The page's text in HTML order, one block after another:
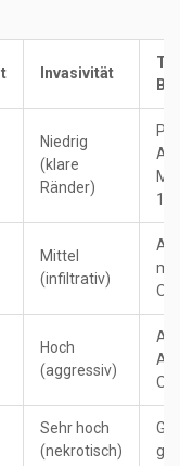
Invasivität
Niedrig
(klare
Ränder)
1)
Mittel
(infiltrativ)
Hoch
(aggressiv)
Sehr hoch
(nekrotisch)